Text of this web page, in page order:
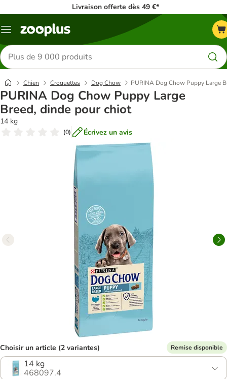
Livraison offerte dès 49 €*
Menu
Rechercher
des
produits
Chien Croquettes Dog Chow PURINA Dog Chow Puppy Large
PURINA Dog Chow Puppy Large
Breed, dinde pour chiot
14 kg
(0) Écrivez un avis
Choisir un article (2 variantes) Remise disponible
14 kg
468097.4